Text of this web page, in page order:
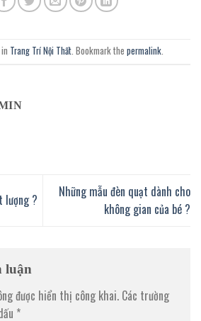
Trang Trí Nội Thất. Bookmark the permalink.
?
Những mẫu đèn quạt dành cho
không gian của bé ?
luận
được hiển thị công khai. Các trường
*